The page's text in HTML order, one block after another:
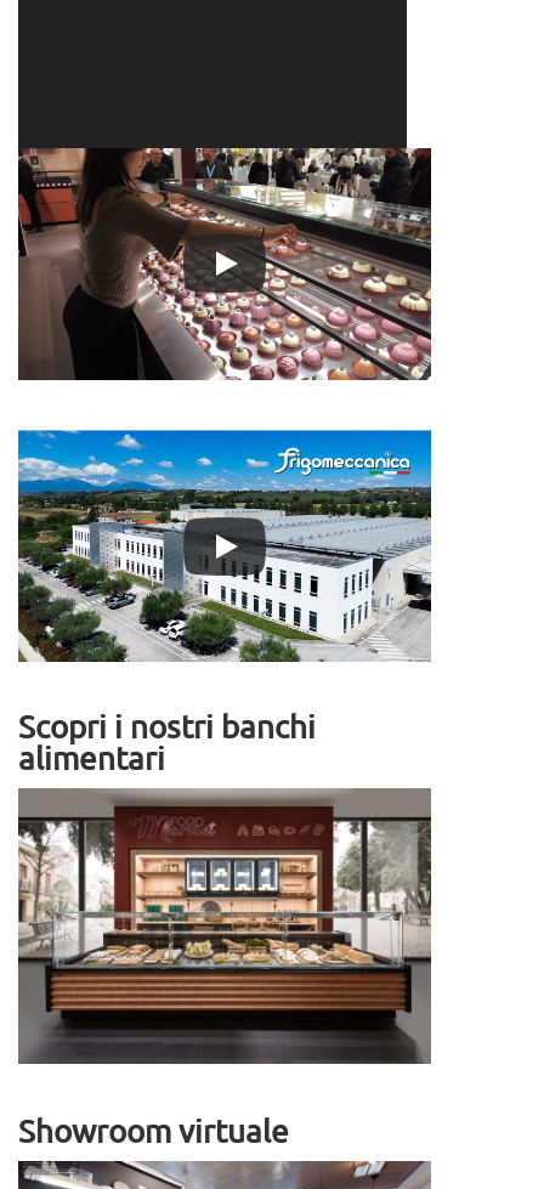
Scopri i nostri banchi
alimentari
Showroom virtuale